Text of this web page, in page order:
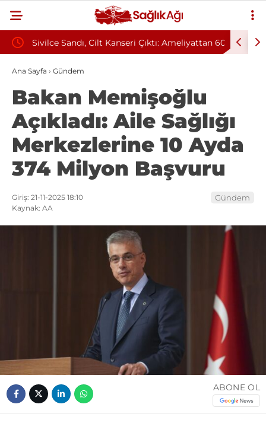
Sivilce Sandı, Cilt Kanseri Çıktı: Ameliyattan 60
Dikişle Uyandı
Baş
Ana Sayfa › Gündem
Bakan Memişoğlu
Açıkladı: Aile Sağlığı
Merkezlerine 10 Ayda
374 Milyon Başvuru
Giriş: 21-11-2025 18:10
Kaynak: AA
Gündem
ABONE OL